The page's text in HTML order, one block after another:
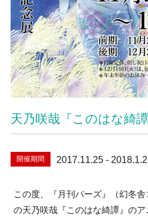
天乃咲哉『このはな綺
開催期間 2017.11.25 -
この度、『月刊バーズ』（幻冬
の天乃咲哉『このはな綺譚』の